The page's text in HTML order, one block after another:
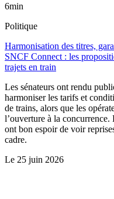
6min
Politique
Harmonisation des titres,
SNCF Connect : les
trajets en train
Les sénateurs ont rendu
harmoniser les tarifs et
de trains, alors que les
l’ouverture à la
ont bon espoir de voir
cadre.
Le 25 juin 2026